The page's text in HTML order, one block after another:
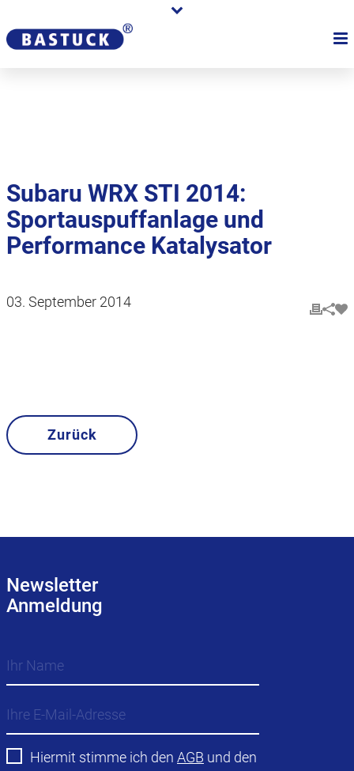
Händler
Subaru WRX STI 2014:
Sportauspuffanlage und
Performance Katalysator
03. September 2014
Zurück
Newsletter
Anmeldung
Hiermit stimme ich den AGB und den